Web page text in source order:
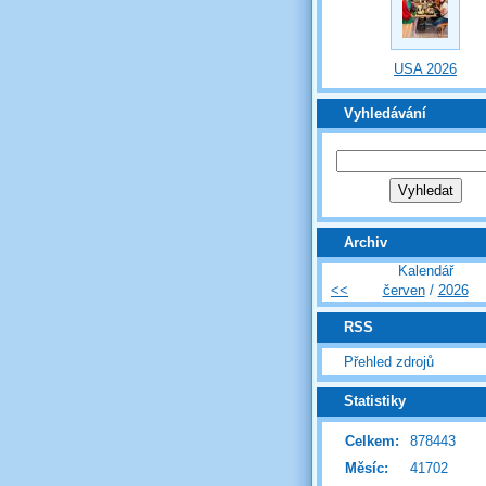
USA 2026
Vyhledávání
Archiv
Kalendář
<<
červen/ 2026
RSS
Přehled zdrojů
Statistiky
Celkem:
878443
Měsíc:
41702